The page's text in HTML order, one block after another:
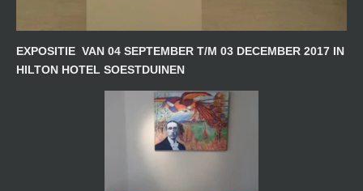
EXPOSITIE VAN 04 SEPTEMBER T/M 03 DECEMBER 2017 IN
HILTON HOTEL SOESTDUINEN